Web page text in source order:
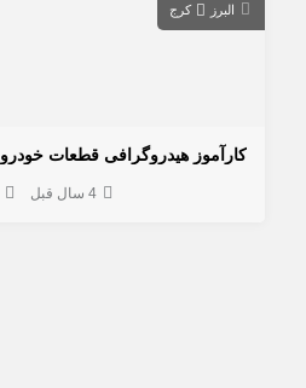
البرز کرج
کارآموز هیدروگرافی قطعات خودرو
4 سال قبل